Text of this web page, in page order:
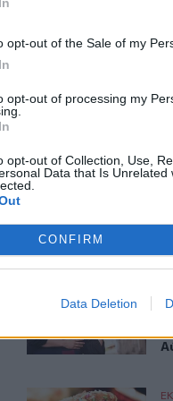
opt-out of the Sale of my
opt-out of processing my
opt-out of Collection, Use,
Data that Is
CONFIRM
Data Deletion
του CRETALIVE
ΕΊΔΗΣΗ
7 Αυγούστου
Ο έρωτας θα
Εορτολόγιο: Ποιοι